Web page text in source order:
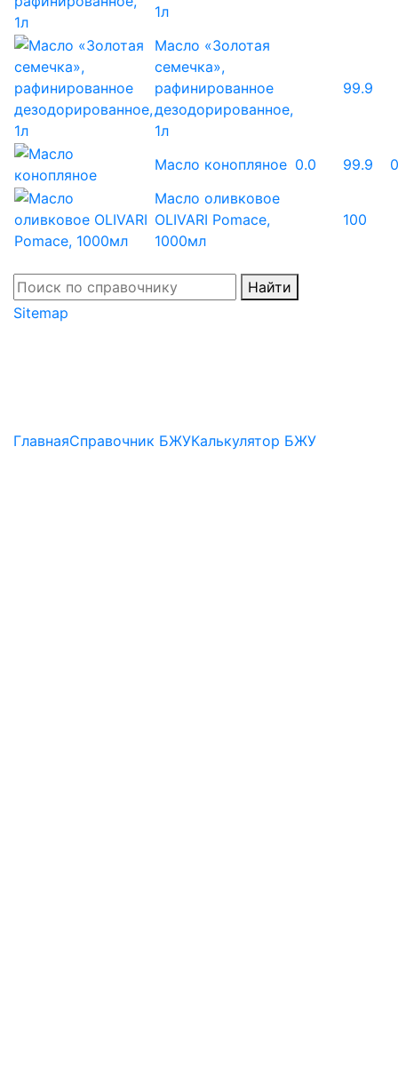
1л
Масло «Золотая
семечка»,
рафинированное
дезодорированное,
1л
99.9
Масло конопляное 0.0 99.9
Масло оливковое
OLIVARI Pomace,
1000мл
100
Найти
Sitemap
ГлавнаяСправочник БЖУКалькулятор БЖУ